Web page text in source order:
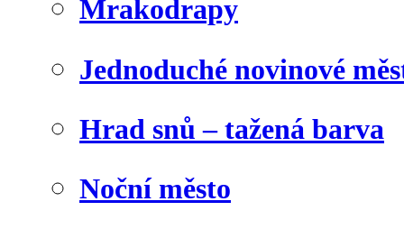
Mrakodrapy
Jednoduché novinové
Hrad snů – tažená barva
Noční město